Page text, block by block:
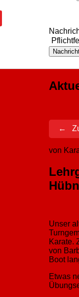
von
Unser
Karate.
von
Boot
Etwas